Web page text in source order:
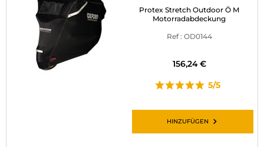
Protex Stretch Outdoor Ö M
Motorradabdeckung
Ref : OD0144
156,24 €
5/5
HINZUFÜGEN